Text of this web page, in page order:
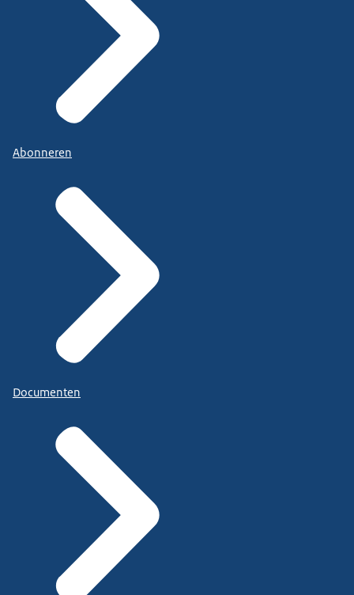
Abonneren
Documenten